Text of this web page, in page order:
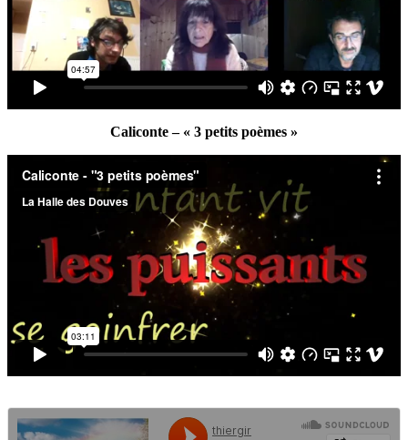
Caliconte – « 3 petits poèmes »